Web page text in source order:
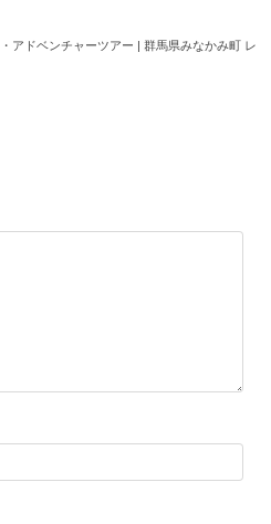
アドベンチャーツアー | 群馬県みなかみ町 レ